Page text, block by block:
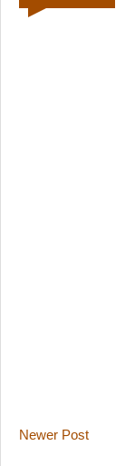
Newer Post